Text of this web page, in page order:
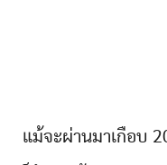
แม้จะผ่านมาเกือบ